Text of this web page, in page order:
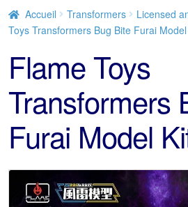
Accueil Transformers Licensed
Toys Transformers Bug Bite Furai
Flame Toys
Transformers
Furai Model